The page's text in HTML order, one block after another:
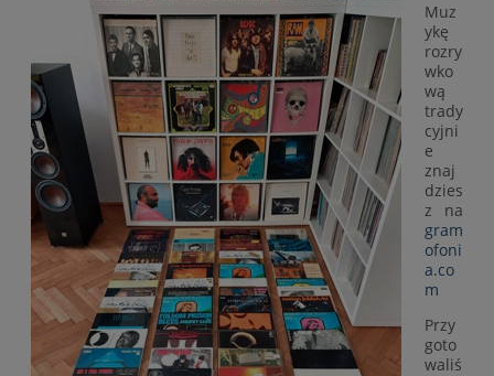
Muz
ykę
rozry
wko
wą
trady
cyjni
e
znaj
dzies
z na
gram
ofoni
a.co
m
Przy
goto
waliś